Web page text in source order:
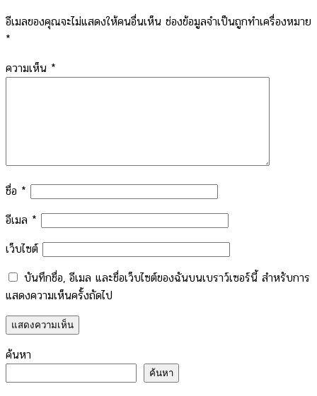
อีเมลของคุณจะไม่แสดงให้คนอื่นเห็น ช่องข้อมูลจำเป็นถูกทำเครื่องหมาย
*
ความเห็น *
ชื่อ *
อีเมล *
เว็บไซต์
บันทึกชื่อ, อีเมล และชื่อเว็บไซต์ของฉันบนเบราว์เซอร์นี้ สำหรับการ
แสดงความเห็นครั้งถัดไป
ค้นหา
ค้นหา